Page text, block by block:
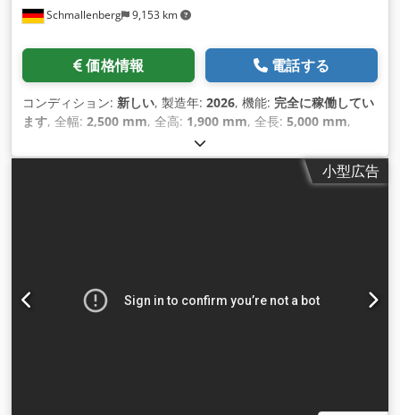
Schmallenberg 9,153 km
価格情報 電話する
コンディション: 新しい, 製造年: 2026, 機能: 完全に稼働してい
ます, 全幅: 2,500 mm, 全高: 1,900 mm, 全長: 5,000 mm,
小型広告